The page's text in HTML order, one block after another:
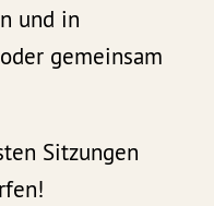
und in
gemeinsam
Sitzungen